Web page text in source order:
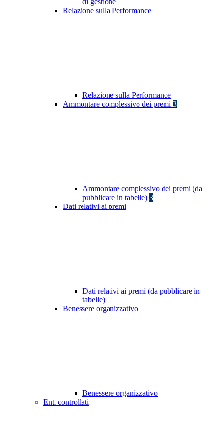
di gestione
Relazione sulla Performance
Relazione sulla Performance
Ammontare complessivo dei premi 3
Ammontare complessivo dei premi (da
pubblicare in tabelle) 3
Dati relativi ai premi
Dati relativi ai premi (da pubblicare in
tabelle)
Benessere organizzativo
Benessere organizzativo
Enti controllati